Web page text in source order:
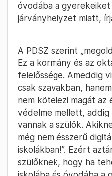
óvodába a gyerekeiket
járványhelyzet miatt,
A PDSZ szerint
Ez a kormány és az
felelőssége. Ameddig
csak szavakban,
nem kötelezi magát az
védelme mellett,
vannak a szülők.
még nem ésszerű
iskolákban!”. Ezért
szülőknek, hogy ha